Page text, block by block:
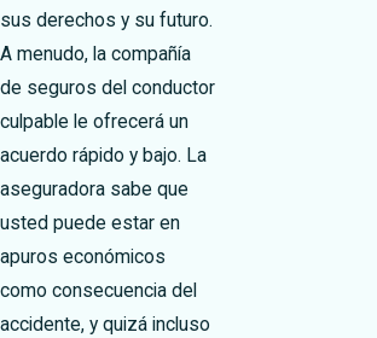
sus derechos y su futuro.
A menudo, la compañía
de seguros del conductor
culpable le ofrecerá un
acuerdo rápido y bajo. La
aseguradora sabe que
usted puede estar en
apuros económicos
como consecuencia del
accidente, y quizá incluso